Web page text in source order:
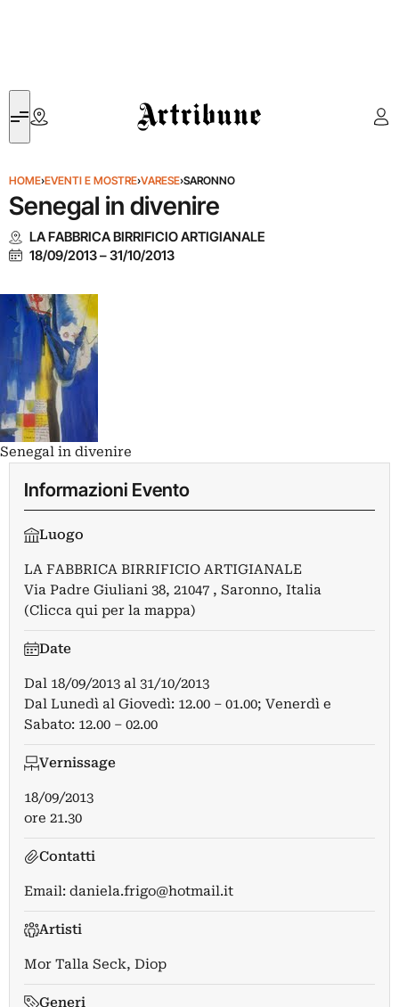
Artribune
HOME›EVENTI E MOSTRE›VARESE›SARONNO
Senegal in divenire
LA FABBRICA BIRRIFICIO ARTIGIANALE
18/09/2013–31/10/2013
Senegal in divenire
Informazioni Evento
Luogo
LA FABBRICA BIRRIFICIO ARTIGIANALE
Via Padre Giuliani 38, 21047 , Saronno, Italia
(Clicca qui per la mappa)
Date
Dal 18/09/2013 al 31/10/2013
Dal Lunedì al Giovedì: 12.00 – 01.00; Venerdì e
Sabato: 12.00 – 02.00
Vernissage
18/09/2013
ore 21.30
Contatti
Email: daniela.frigo@hotmail.it
Artisti
Mor Talla Seck, Diop
Generi